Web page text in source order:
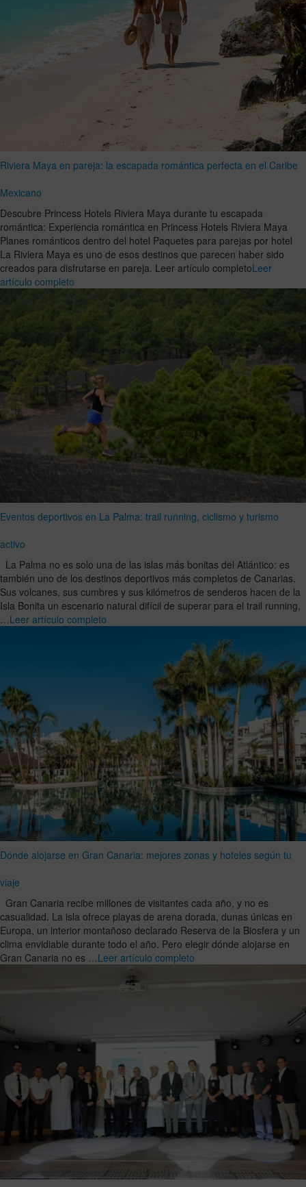
Riviera Maya en pareja: la escapada romántica perfecta en el Caribe
Mexicano
Descubre Princess Hotels Riviera Maya durante tu escapada
romántica: Experiencia romántica en Princess Hotels Riviera Maya
Planes románticos dentro del hotel Paquetes para parejas por hotel
La Riviera Maya es uno de esos destinos que parecen haber sido
creados para disfrutarse en pareja. Leer artículo completoLeer
artículo completo
Eventos deportivos en La Palma: trail running, ciclismo y turismo
activo
La Palma no es solo una de las islas más bonitas del Atlántico: es
también uno de los destinos deportivos más completos de Canarias.
Sus volcanes, sus cumbres y sus kilómetros de senderos hacen de la
Isla Bonita un escenario natural difícil de superar para el trail running,
…Leer artículo completo
Dónde alojarse en Gran Canaria: mejores zonas y hoteles según tu
viaje
Gran Canaria recibe millones de visitantes cada año, y no es
casualidad. La isla ofrece playas de arena dorada, dunas únicas en
Europa, un interior montañoso declarado Reserva de la Biosfera y un
clima envidiable durante todo el año. Pero elegir dónde alojarse en
Gran Canaria no es …Leer artículo completo